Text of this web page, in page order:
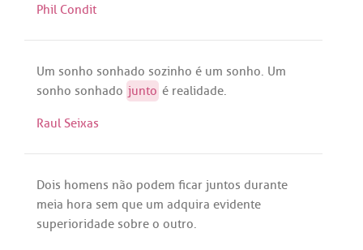
Phil Condit
Um sonho sonhado sozinho é um sonho. Um
sonho sonhado junto é realidade.
Raul Seixas
Dois homens não podem ficar juntos durante
meia hora sem que um adquira evidente
superioridade sobre o outro.